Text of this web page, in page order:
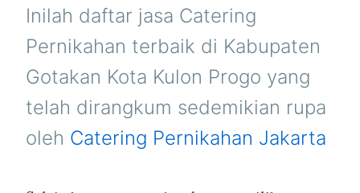
KULON
PROGO
Inilah daftar jasa Catering
Pernikahan terbaik di Kabupaten
Gotakan Kota Kulon Progo yang
telah dirangkum sedemikian rupa
oleh Catering Pernikahan Jakarta